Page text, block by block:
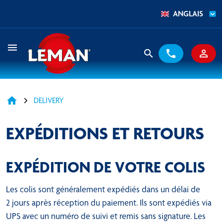
ANGLAIS
search phone person_outline
menu
home DELIVERY
EXPÉDITIONS ET RETOURS
EXPÉDITION DE VOTRE COLIS
Les colis sont généralement expédiés dans un délai de
2 jours après réception du paiement. Ils sont expédiés via
UPS avec un numéro de suivi et remis sans signature. Les